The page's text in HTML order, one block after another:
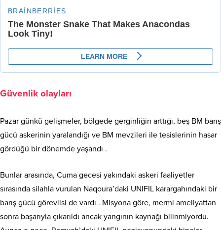
Güvenlik olayları
Pazar günkü gelişmeler, bölgede gerginliğin arttığı, beş BM barış
gücü askerinin yaralandığı ve BM mevzileri ile tesislerinin hasar
gördüğü bir dönemde yaşandı .
Bunlar arasında, Cuma gecesi yakındaki askeri faaliyetler
sırasında silahla vurulan Naqoura’daki UNIFIL karargahındaki bir
barış gücü görevlisi de vardı . Misyona göre, mermi ameliyattan
sonra başarıyla çıkarıldı ancak yangının kaynağı bilinmiyordu.